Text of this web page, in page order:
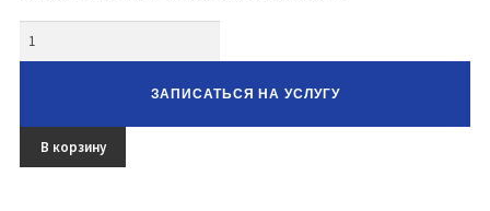
ЗАПИСАТЬСЯ НА УСЛУГУ
В корзину